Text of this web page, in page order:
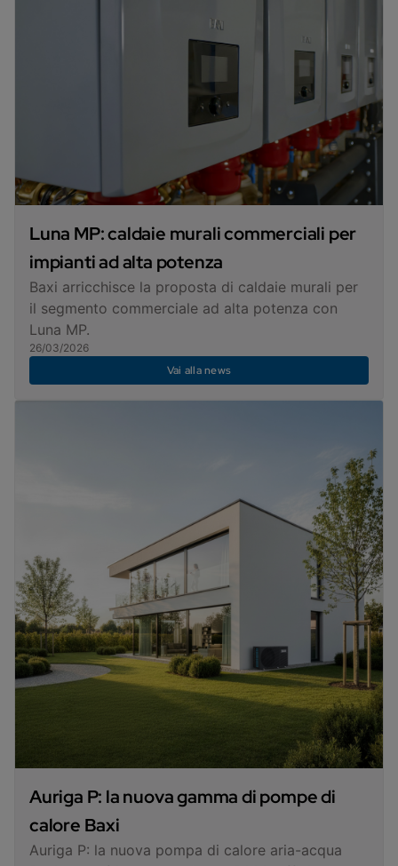
Luna MP: caldaie murali commerciali per
impianti ad alta potenza
Baxi arricchisce la proposta di caldaie murali per
il segmento commerciale ad alta potenza con
Luna MP.
26/03/2026
Vai alla news
Auriga P: la nuova gamma di pompe di
calore Baxi
Auriga P: la nuova pompa di calore aria-acqua